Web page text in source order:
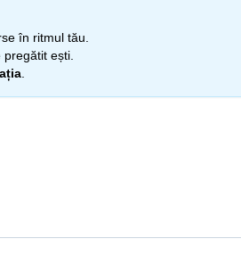
în ritmul tău.
ești.